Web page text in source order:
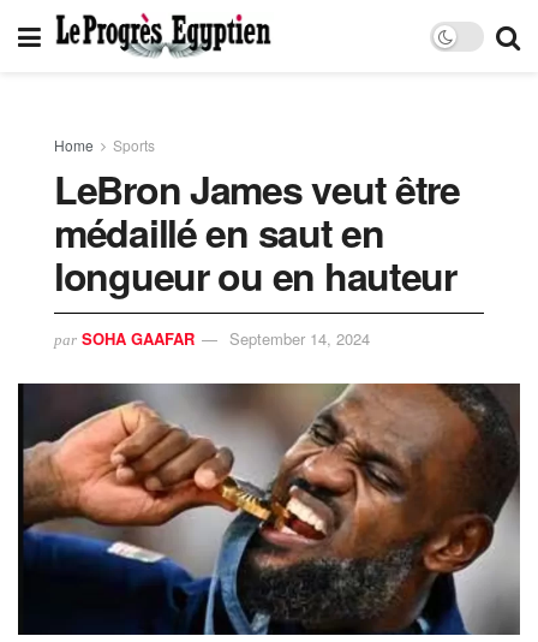
Home Sports
LeBron James veut être
médaillé en saut en
longueur ou en hauteur
par SOHA GAAFAR September 14, 2024